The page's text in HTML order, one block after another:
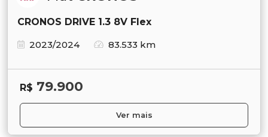
CRONOS DRIVE 1.3 8V Flex
2023/2024
83.533 km
R$ 79.900
Ver mais